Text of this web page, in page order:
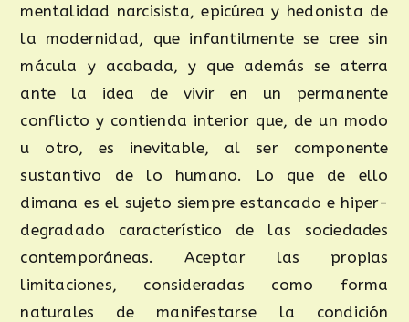
mentalidad narcisista, epicúrea y hedonista de
la modernidad, que infantilmente se cree sin
mácula y acabada, y que además se aterra
ante la idea de vivir en un permanente
conflicto y contienda interior que, de un modo
u otro, es inevitable, al ser componente
sustantivo de lo humano. Lo que de ello
dimana es el sujeto siempre estancado e hiper-
degradado característico de las sociedades
contemporáneas. Aceptar las propias
limitaciones, consideradas como forma
naturales de manifestarse la condición